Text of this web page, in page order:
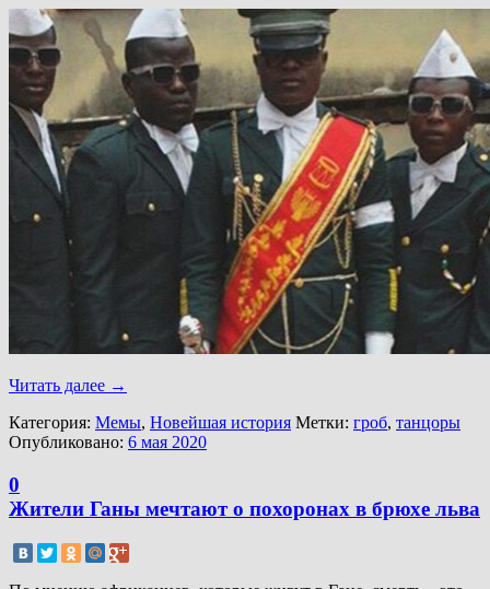
Читать далее →
Категория: Мемы, Новейшая история Метки: гроб, танцоры
Опубликовано: 6 мая 2020
0
Жители Ганы мечтают о похоронах в брюхе льва